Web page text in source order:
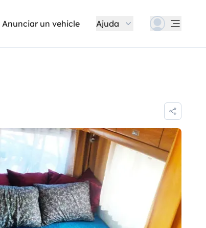
Anunciar un vehicle Ajuda